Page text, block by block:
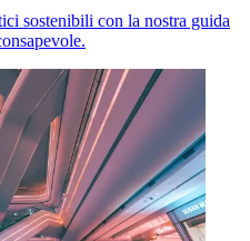
sostenibili con la nostra guida